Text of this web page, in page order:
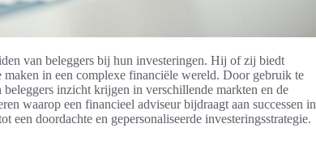
van beleggers bij hun investeringen. Hij of zij biedt
in een complexe financiële wereld. Door gebruik te
inzicht krijgen in verschillende markten en de
waarop een financieel adviseur bijdraagt aan successen in
een doordachte en gepersonaliseerde investeringsstrategie.